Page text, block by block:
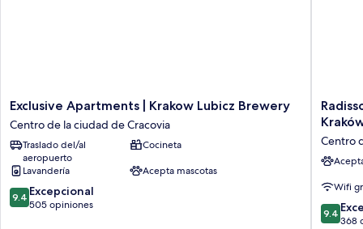
Exclusive
Apartments
|
Krakow
Lubicz
Brewery
Centro
de
Exclusive Apartments | Krakow Lubicz Brewery
Centro de la ciudad de Cracovia
Traslado del/al
aeropuerto
Cocineta
Lavandería
Acepta mascotas
9.4
de
9.4 Excepcional
505 opiniones
RED
&
Kraków
Centro
Centro
Wifi
9.4
de
9.4
368